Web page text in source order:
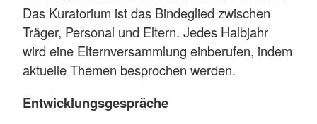
Das Kuratorium ist das Bindeglied zwischen
Träger, Personal und Eltern. Jedes Halbjahr
wird eine Elternversammlung einberufen, indem
aktuelle Themen besprochen werden.
Entwicklungsgespräche